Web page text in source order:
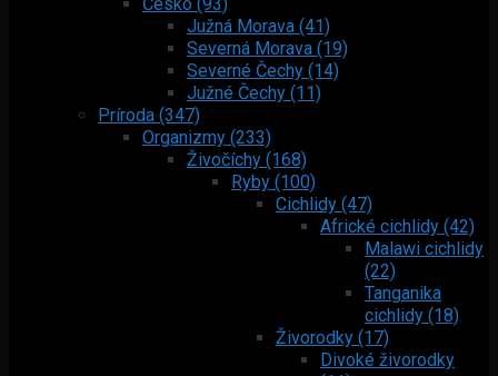
Južná Morava (41)
Severná Morava (19)
Severné Čechy (14)
Južné Čechy (11)
Príroda (347)
Organizmy (233)
Živočíchy (168)
Ryby (100)
Cichlidy (47)
Africké cichlidy (42)
Malawi cichlidy
(22)
Tanganika
cichlidy (18)
Živorodky (17)
Divoké živorodky